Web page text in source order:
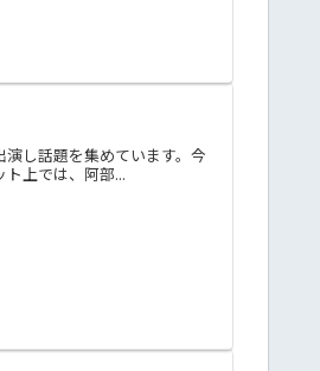
し話題を集めています。今
上では、阿部...